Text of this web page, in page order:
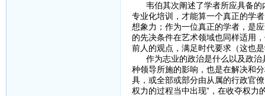
韦伯其次阐述了学者所应具备的
专业化培训，才能算一个真正的学
想象力；作为一位真正的学者，是
的先决条件在艺术领域也同样适用
前人的观点，满足时代要求（这也
作为志业的政治是什么以及政治
种领导所施的影响，也是在解决和
具，或全部或部分由从属的行政官
权力的过程当中出现”，在收夺权力